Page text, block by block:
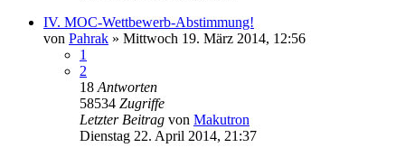
IV. MOC-Wettbewerb-Abstimmung!
von Pahrak » Mittwoch 19. März 2014, 12:56
1
2
18 Antworten
58534 Zugriffe
Letzter Beitrag von Makutron
Dienstag 22. April 2014, 21:37